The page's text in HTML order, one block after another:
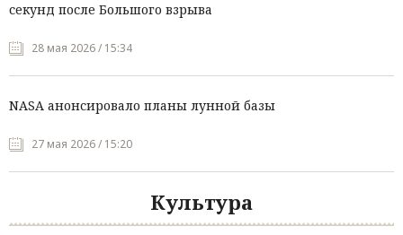
секунд после Большого взрыва
28 мая 2026 / 15:34
NASA анонсировало планы лунной базы
27 мая 2026 / 15:20
Культура